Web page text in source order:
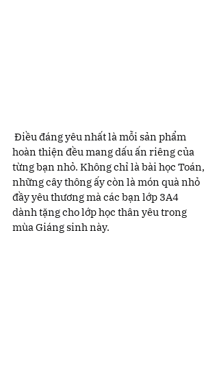
Điều đáng yêu nhất là mỗi sản phẩm
hoàn thiện đều mang dấu ấn riêng của
từng bạn nhỏ. Không chỉ là bài học Toán,
những cây thông ấy còn là món quà nhỏ
đầy yêu thương mà các bạn lớp 3A4
dành tặng cho lớp học thân yêu trong
mùa Giáng sinh này.